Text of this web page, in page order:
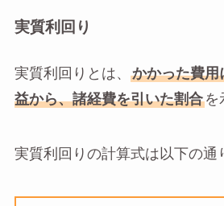
実質利回り
実質利回りとは、
かかった費用
益から、諸経費を引いた割合を
実質利回りの計算式は以下の通